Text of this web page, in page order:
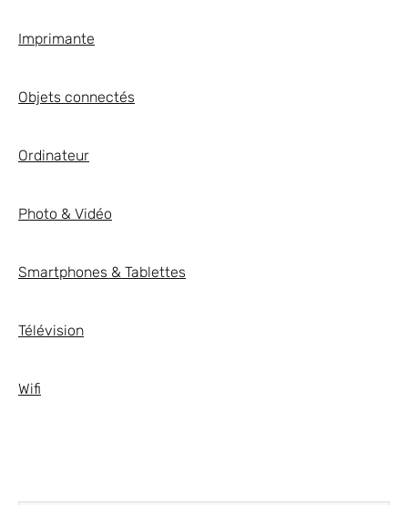
Imprimante
Objets connectés
Ordinateur
Photo & Vidéo
Smartphones & Tablettes
Télévision
Wifi